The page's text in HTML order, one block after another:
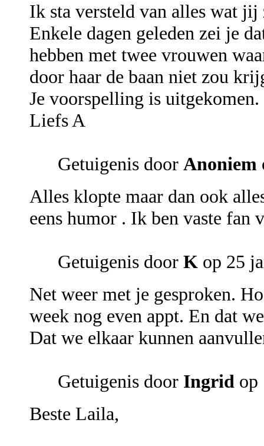
Ik sta versteld van alles wat
Enkele dagen geleden zei je
hebben met twee vrouwen
door haar de baan niet zou
Je voorspelling is uitgekomen.
Liefs A
Getuigenis door Anoniem
Alles klopte maar dan ook
eens humor . Ik ben vaste fan
Getuigenis door K op 25
Net weer met je gesproken.
week nog even appt. En dat
Dat we elkaar kunnen
Getuigenis door Ingrid op
Beste Laila,